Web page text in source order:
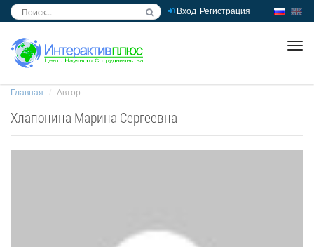
Вход Регистрация
Главная Автор
Хлапонина Марина Сергеевна